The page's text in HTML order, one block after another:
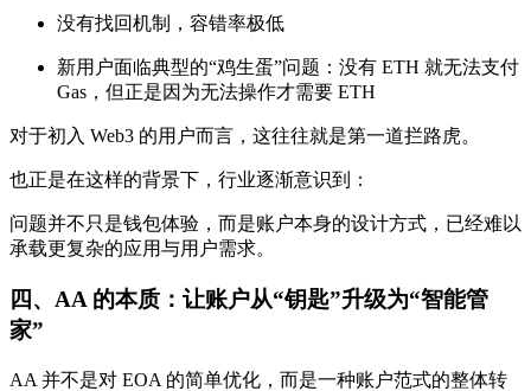
没有找回机制，容错率极低
新用户面临典型的“鸡生蛋”问题：没有 ETH 就无法支付
Gas，但正是因为无法操作才需要 ETH
对于初入 Web3 的用户而言，这往往就是第一道拦路虎。
也正是在这样的背景下，行业逐渐意识到：
问题并不只是钱包体验，而是账户本身的设计方式，已经难以
承载更复杂的应用与用户需求。
四、AA 的本质：让账户从“钥匙”升级为“智能管
家”
AA 并不是对 EOA 的简单优化，而是一种账户范式的整体转